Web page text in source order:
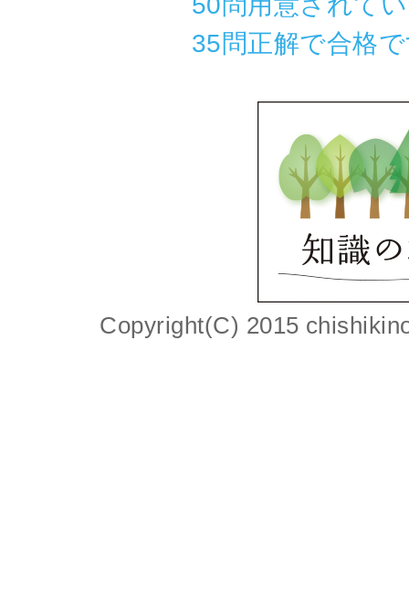
35問正解で合格
Copyright(C) 2015